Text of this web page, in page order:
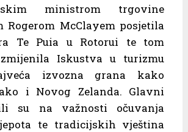
ministrom trgovine
Rogerom McClayem posjetila
Te Puia u Rotorui te tom
Iskustva u turizmu
izvozna grana kako
i Novog Zelanda. Glavni
su na važnosti očuvanja
te tradicijskih vještina